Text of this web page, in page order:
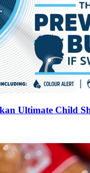
Ultimate Child